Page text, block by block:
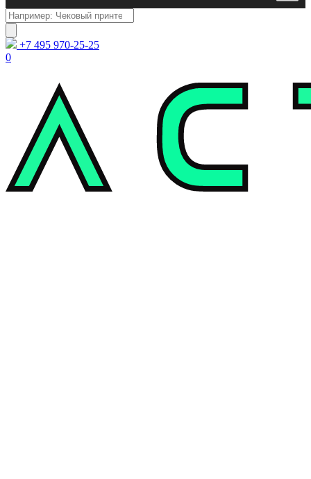
Поиск
товаров
+7 495 970-25-25
0